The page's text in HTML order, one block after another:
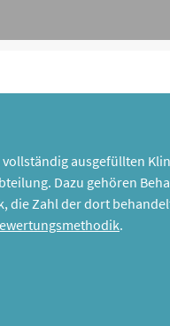
vollständig ausgefüllten
Dazu gehören
die Zahl der dort
.